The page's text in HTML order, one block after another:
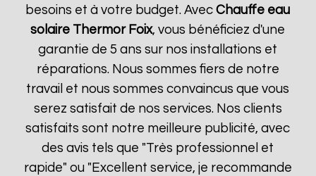
besoins et à votre budget. AvecChauffe eau
solaire Thermor Foix, vous bénéficiez d'une
garantie de 5 ans sur nos installations et
réparations. Nous sommes fiers de notre
travail et nous sommes convaincus que vous
serez satisfait de nos services. Nos clients
satisfaits sont notre meilleure publicité, avec
des avis tels que "Très professionnel et
rapide" ou "Excellent service, je recommande